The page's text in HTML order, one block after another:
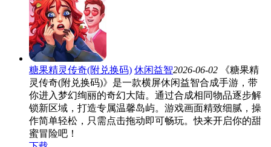
糖果精灵传奇(附兑换码) 休闲益智2026-06-02
《糖果精
灵传奇(附兑换码)》是一款横屏休闲益智合成手游，带
你进入梦幻绚丽的奇幻大陆。通过合成相同物品逐步解
锁新区域，打造专属温馨岛屿。游戏画面精致细腻，操
作简单轻松，只需点击拖动即可畅玩。快来开启你的甜
蜜冒险吧！